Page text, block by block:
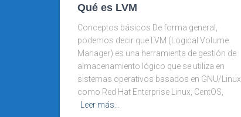
Qué es LVM
Conceptos básicos De forma general,
podemos decir que LVM (Logical Volume
Manager) es una herramienta de gestión de
almacenamiento lógico que se utiliza en
sistemas operativos basados en GNU/Linux,
como Red Hat Enterprise Linux, CentOS,
Leer más…